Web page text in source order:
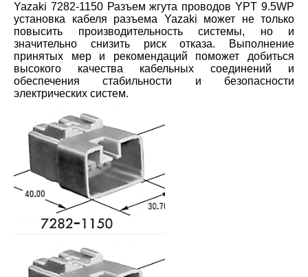
Yazaki 7282-1150 Разъем жгута проводов YPT 9.5WP
установка кабеля разъема Yazaki может не только
повысить производительность системы, но и
значительно снизить риск отказа. Выполнение
принятых мер и рекомендаций поможет добиться
высокого качества кабельных соединений и
обеспечения стабильности и безопасности
электрических систем.